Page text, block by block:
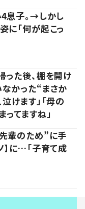
息子。→しかし
に「何が起こっ
た後、棚を開け
かった“まさか
けます」「母の
てますね」
輩のため”に手
】に…「子育て成